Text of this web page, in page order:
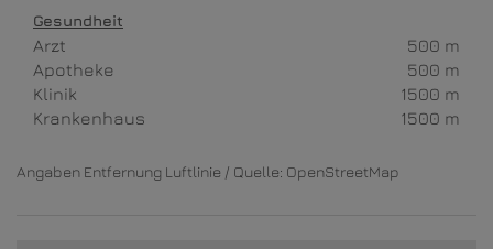
Gesundheit
Arzt
500 m
Apotheke
500 m
Klinik
1500 m
Krankenhaus
1500 m
Angaben Entfernung Luftlinie / Quelle: OpenStreetMap